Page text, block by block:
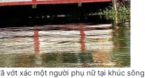
vớt xác một người phụ nữ tại khúc sông